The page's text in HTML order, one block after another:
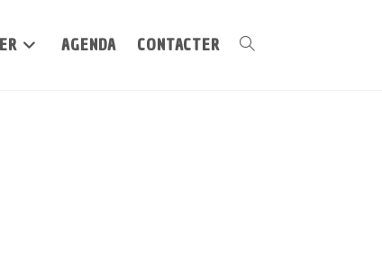
AGENDA CONTACTER Toggle